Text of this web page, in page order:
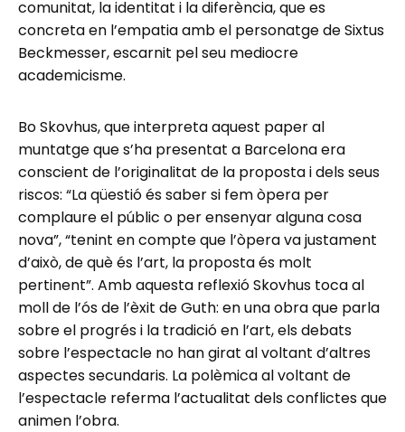
comunitat, la identitat i la diferència, que es
concreta en l’empatia amb el personatge de Sixtus
Beckmesser, escarnit pel seu mediocre
academicisme.
Bo Skovhus, que interpreta aquest paper al
muntatge que s’ha presentat a Barcelona era
conscient de l’originalitat de la proposta i dels seus
riscos: “La qüestió és saber si fem òpera per
complaure el públic o per ensenyar alguna cosa
nova”, “tenint en compte que l’òpera va justament
d’això, de què és l’art, la proposta és molt
pertinent”. Amb aquesta reflexió Skovhus toca al
moll de l’ós de l’èxit de Guth: en una obra que parla
sobre el progrés i la tradició en l’art, els debats
sobre l’espectacle no han girat al voltant d’altres
aspectes secundaris. La polèmica al voltant de
l’espectacle referma l’actualitat dels conflictes que
animen l’obra.